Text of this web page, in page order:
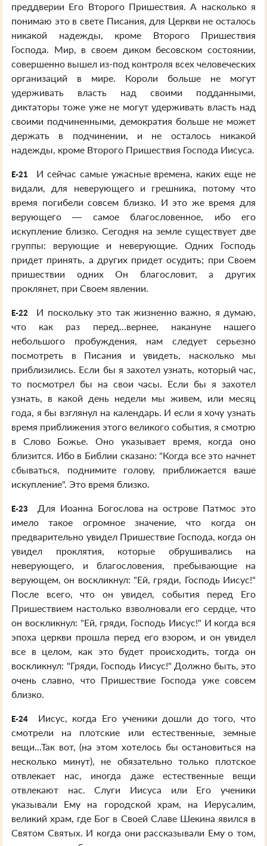
преддверии Его Второго Пришествия. А насколько я
понимаю это в свете Писания, для Церкви не осталось
никакой надежды, кроме Второго Пришествия
Господа. Мир, в своем диком бесовском состоянии,
совершенно вышел из-под контроля всех человеческих
организаций в мире. Короли больше не могут
удерживать власть над своими подданными,
диктаторы тоже уже не могут удерживать власть над
своими подчиненными, демократия больше не может
держать в подчинении, и не осталось никакой
надежды, кроме Второго Пришествия Господа Иисуса.
E-21
И сейчас самые ужасные времена, каких еще не
видали, для неверующего и грешника, потому что
время погибели совсем близко. И это же время для
верующего — самое благословенное, ибо его
искупление близко. Сегодня на земле существует две
группы: верующие и неверующие. Одних Господь
придет принять, а других придет осудить; при Своем
пришествии одних Он благословит, а других
проклянет, при Своем явлении.
E-22
И поскольку это так жизненно важно, я думаю,
что как раз перед...вернее, накануне нашего
небольшого пробуждения, нам следует серьезно
посмотреть в Писания и увидеть, насколько мы
приблизились. Если бы я захотел узнать, который час,
то посмотрел бы на свои часы. Если бы я захотел
узнать, в какой день недели мы живем, или месяц
года, я бы взглянул на календарь. И если я хочу узнать
время приближения этого великого события, я смотрю
в Слово Божье. Оно указывает время, когда оно
близится. Ибо в Библии сказано: "Когда все это начнет
сбываться, поднимите голову, приближается ваше
искупление". Это время близко.
E-23
Для Иоанна Богослова на острове Патмос это
имело такое огромное значение, что когда он
предварительно увидел Пришествие Господа, когда он
увидел проклятия, которые обрушивались на
неверующего, и благословения, пребывающие на
верующем, он воскликнул: "Ей, гряди, Господь Иисус!"
После всего, что он увидел, события перед Его
Пришествием настолько взволновали его сердце, что
он воскликнул: "Ей, гряди, Господь Иисус!" И когда вся
эпоха церкви прошла перед его взором, и он увидел
все в целом, как это будет происходить, тогда он
воскликнул: "Гряди, Господь Иисус!" Должно быть, это
очень славно, что Пришествие Господа уже совсем
близко.
E-24
Иисус, когда Его ученики дошли до того, что
смотрели на плотские или естественные, земные
вещи...Так вот, (на этом хотелось бы остановиться на
несколько минут), не обязательно только плотское
отвлекает нас, иногда даже естественные вещи
отвлекают нас. Слуги Иисуса или Его ученики
указывали Ему на городской храм, на Иерусалим,
великий храм, где Бог в Своей Славе Шекина явился в
Святом Святых. И когда они рассказывали Ему о том,